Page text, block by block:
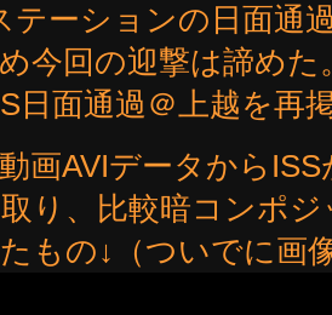
テーションの日面通
今回の迎撃は諦め
日面通過＠上越を再
動画AVIデータから
り、比較暗コンポ
もの↓（ついでに画